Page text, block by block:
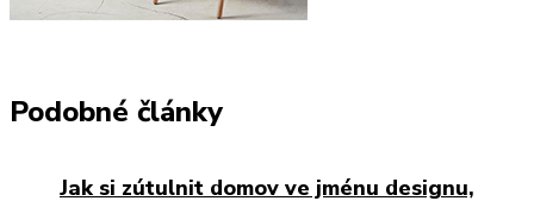
Podobné články
Jak si zútulnit domov ve jménu designu,